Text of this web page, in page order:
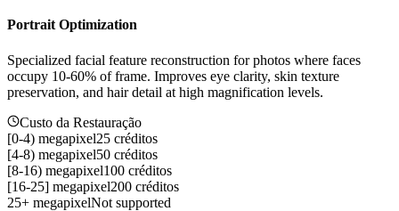
Portrait Optimization
Specialized facial feature reconstruction for photos where faces
occupy 10-60% of frame. Improves eye clarity, skin texture
preservation, and hair detail at high magnification levels.
Custo da Restauração
[0-4) megapixel25 créditos
[4-8) megapixel50 créditos
[8-16) megapixel100 créditos
[16-25] megapixel200 créditos
25+ megapixelNot supported